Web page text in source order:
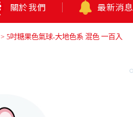
關於我們 最新消息
> 5吋糖果色氣球-大地色系 混色 一百入